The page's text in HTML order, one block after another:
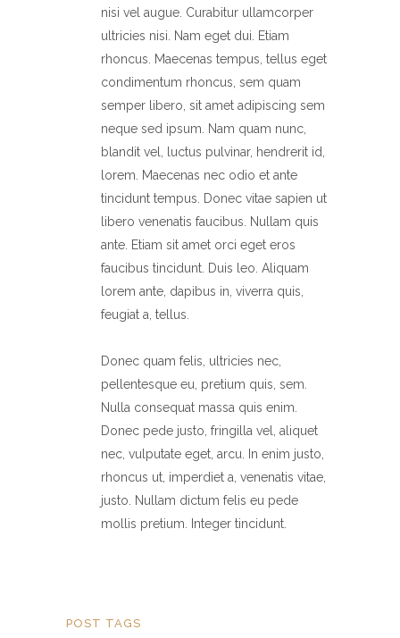
nisi vel augue. Curabitur ullamcorper
ultricies nisi. Nam eget dui. Etiam
rhoncus. Maecenas tempus, tellus eget
condimentum rhoncus, sem quam
semper libero, sit amet adipiscing sem
neque sed ipsum. Nam quam nunc,
blandit vel, luctus pulvinar, hendrerit id,
lorem. Maecenas nec odio et ante
tincidunt tempus. Donec vitae sapien ut
libero venenatis faucibus. Nullam quis
ante. Etiam sit amet orci eget eros
faucibus tincidunt. Duis leo. Aliquam
lorem ante, dapibus in, viverra quis,
feugiat a, tellus.
Donec quam felis, ultricies nec,
pellentesque eu, pretium quis, sem.
Nulla consequat massa quis enim.
Donec pede justo, fringilla vel, aliquet
nec, vulputate eget, arcu. In enim justo,
rhoncus ut, imperdiet a, venenatis vitae,
justo. Nullam dictum felis eu pede
mollis pretium. Integer tincidunt.
POST TAGS